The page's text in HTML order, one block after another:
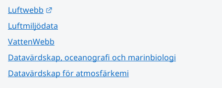
Luftwebb
Luftmiljödata
VattenWebb
Datavärdskap, oceanografi och marinbiologi
Datavärdskap för atmosfärkemi